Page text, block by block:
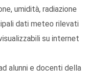
umidità, radiazione
dati meteo rilevati
su internet
alunni e docenti della